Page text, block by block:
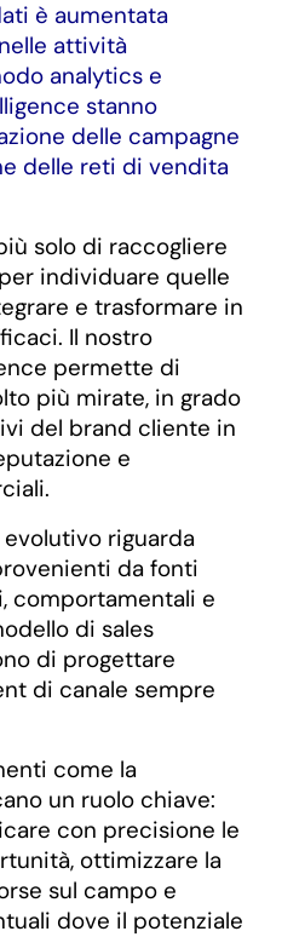
è aumentata
attività
analytics e
stanno
delle campagne
delle reti di vendita
solo di raccogliere
individuare quelle
e trasformare in
Il nostro
permette di
più mirate, in grado
del brand cliente in
e
riguarda
da fonti
comportamentali e
di sales
di progettare
di canale sempre
come la
un ruolo chiave:
con precisione le
ottimizzare la
sul campo e
dove il potenziale